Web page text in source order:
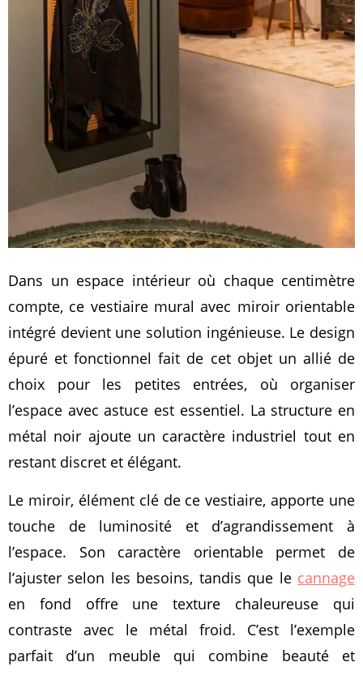
Dans un espace intérieur où chaque centimètre
compte, ce vestiaire mural avec miroir orientable
intégré devient une solution ingénieuse. Le design
épuré et fonctionnel fait de cet objet un allié de
choix pour les petites entrées, où organiser
l’espace avec astuce est essentiel. La structure en
métal noir ajoute un caractère industriel tout en
restant discret et élégant.
Le miroir, élément clé de ce vestiaire, apporte une
touche de luminosité et d’agrandissement à
l’espace. Son caractère orientable permet de
l’ajuster selon les besoins, tandis que le cannage
en fond offre une texture chaleureuse qui
contraste avec le métal froid. C’est l’exemple
parfait d’un meuble qui combine beauté et